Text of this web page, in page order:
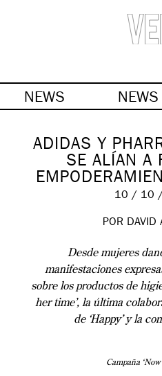
NEWS NEWS
ADIDAS Y
SE ALÍAN A
10 / 10
POR DAVID
Desde mujeres
manifestaciones
sobre los productos de
her time’, la última
de ‘Happy’ y la
Campaña